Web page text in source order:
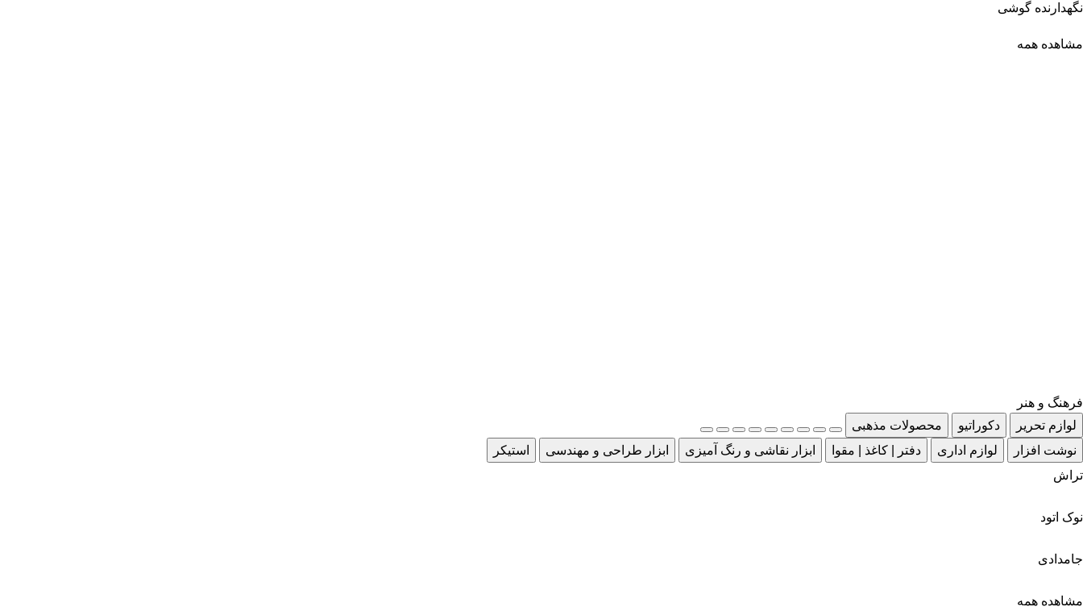
نگهدارنده گوشی
مشاهده همه
فرهنگ و هنر
لوازم تحریر
دکوراتیو
محصولات مذهبی
نوشت افزار
لوازم اداری دفتر | کاغذ | مقوا ابزار نقاشی و رنگ آمیزی ابزار طراحی و مهندسی
استیکر
تراش
نوک اتود
جامدادی
مشاهده همه